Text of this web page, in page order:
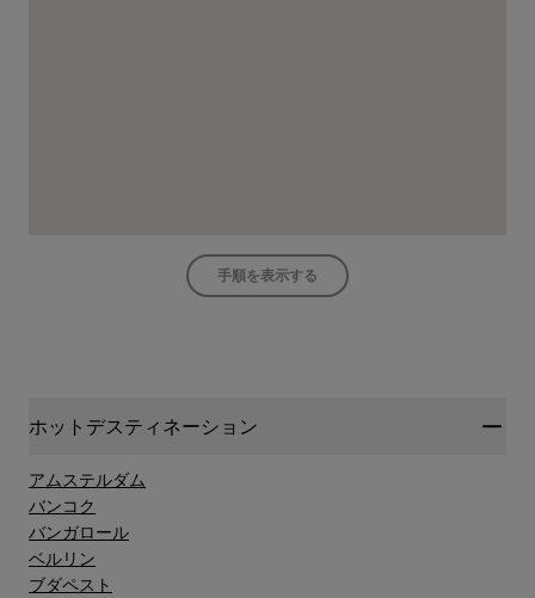
手順を表示する
ホットデスティネーション
アムステルダム
バンコク
バンガロール
ベルリン
ブダペスト